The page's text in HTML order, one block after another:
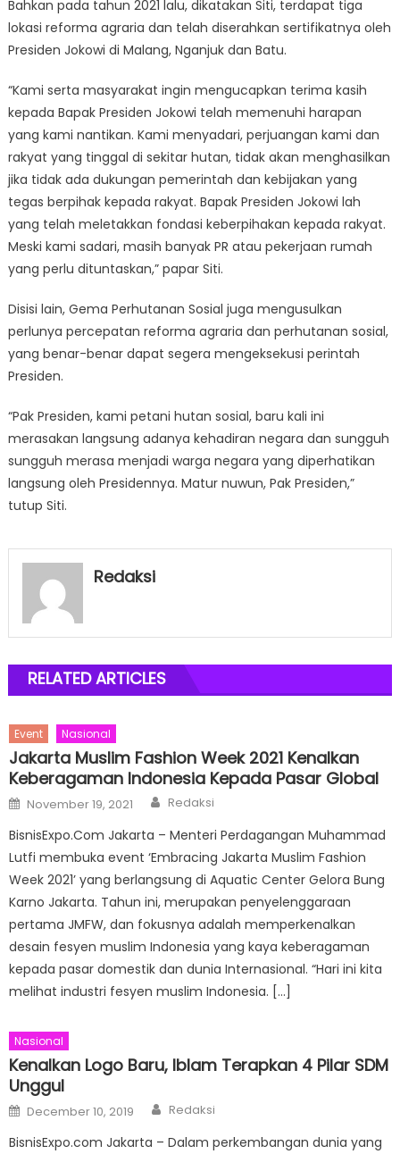
Bahkan pada tahun 2021 lalu, dikatakan Siti, terdapat tiga
lokasi reforma agraria dan telah diserahkan sertifikatnya oleh
Presiden Jokowi di Malang, Nganjuk dan Batu.
“Kami serta masyarakat ingin mengucapkan terima kasih
kepada Bapak Presiden Jokowi telah memenuhi harapan
yang kami nantikan. Kami menyadari, perjuangan kami dan
rakyat yang tinggal di sekitar hutan, tidak akan menghasilkan
jika tidak ada dukungan pemerintah dan kebijakan yang
tegas berpihak kepada rakyat. Bapak Presiden Jokowi lah
yang telah meletakkan fondasi keberpihakan kepada rakyat.
Meski kami sadari, masih banyak PR atau pekerjaan rumah
yang perlu dituntaskan,” papar Siti.
Disisi lain, Gema Perhutanan Sosial juga mengusulkan
perlunya percepatan reforma agraria dan perhutanan sosial,
yang benar-benar dapat segera mengeksekusi perintah
Presiden.
“Pak Presiden, kami petani hutan sosial, baru kali ini
merasakan langsung adanya kehadiran negara dan sungguh
sungguh merasa menjadi warga negara yang diperhatikan
langsung oleh Presidennya. Matur nuwun, Pak Presiden,”
tutup Siti.
Redaksi
RELATED ARTICLES
Event Nasional
Jakarta Muslim Fashion Week 2021 Kenalkan
Keberagaman Indonesia Kepada Pasar Global
Posted
on
November 19, 2021 Author
Redaksi
BisnisExpo.Com Jakarta – Menteri Perdagangan Muhammad
Lutfi membuka event ‘Embracing Jakarta Muslim Fashion
Week 2021’ yang berlangsung di Aquatic Center Gelora Bung
Karno Jakarta. Tahun ini, merupakan penyelenggaraan
pertama JMFW, dan fokusnya adalah memperkenalkan
desain fesyen muslim Indonesia yang kaya keberagaman
kepada pasar domestik dan dunia Internasional. “Hari ini kita
melihat industri fesyen muslim Indonesia. […]
Nasional
Kenalkan Logo Baru, Iblam Terapkan 4 Pilar SDM
Unggul
Posted
on
December 10, 2019 Author
Redaksi
BisnisExpo.com Jakarta – Dalam perkembangan dunia yang